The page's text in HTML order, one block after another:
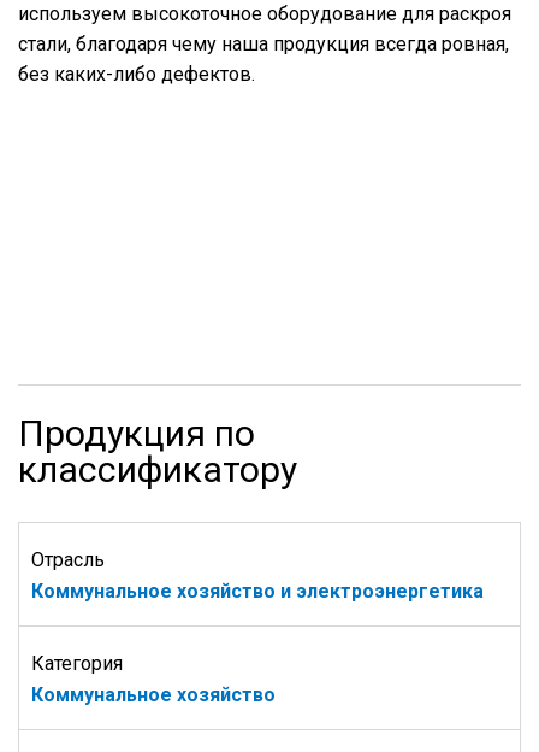
используем высокоточное оборудование для раскроя
стали, благодаря чему наша продукция всегда ровная,
без каких-либо дефектов.
Продукция по
классификатору
Отрасль
Коммунальное хозяйство и электроэнергетика
Категория
Коммунальное хозяйство